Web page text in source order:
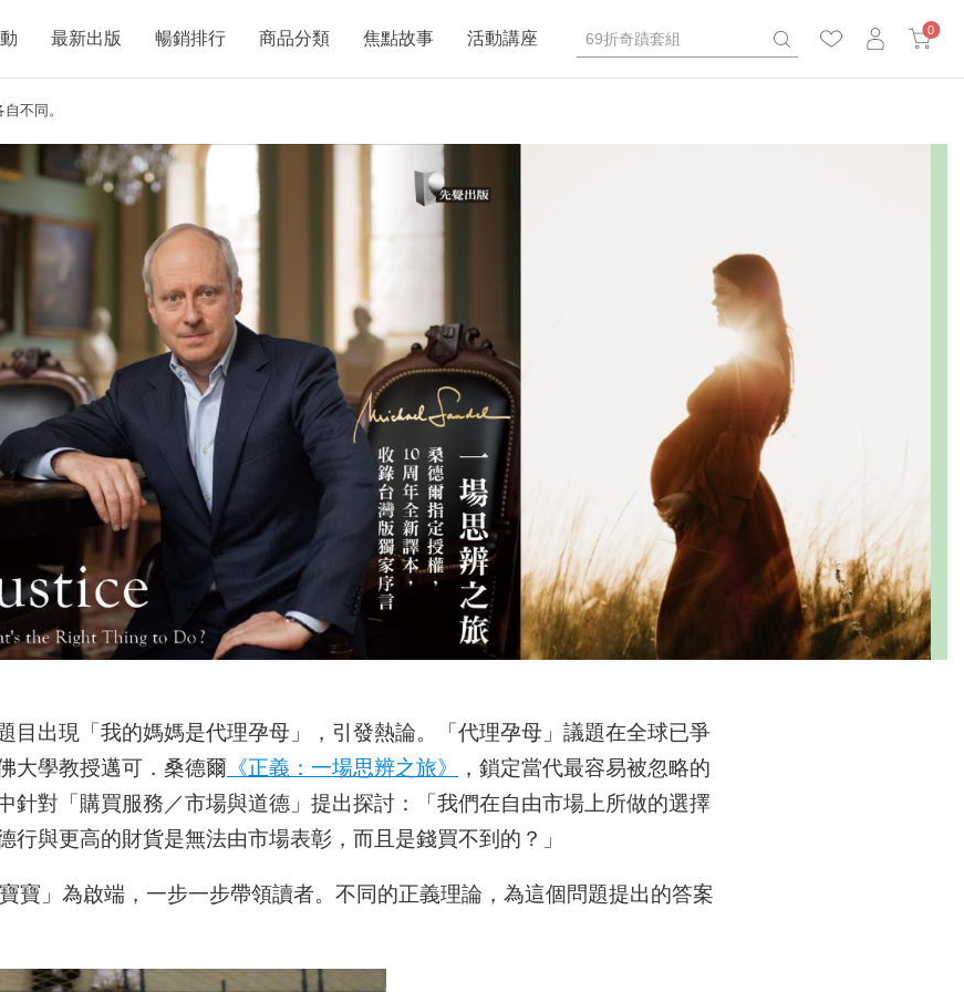
0
最新出版 暢銷排行 商品分類 焦點故事 活動講座
不同。
目出現「我的媽媽是代理孕母」，引發熱論。「代理孕母」議題在全球已爭
大學教授邁可．桑德爾 《正義：一場思辨之旅》
，鎖定當代最容易被忽略的
針對「購買服務／市場與道德」提出探討：「我們在自由市場上所做的選擇
行與更高的財貨是無法由市場表彰，而且是錢買不到的？」
寶」為啟端，一步一步帶領讀者。不同的正義理論，為這個問題提出的答案